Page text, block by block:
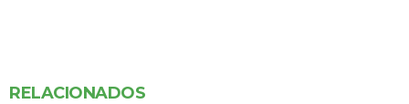
RELACIONADOS